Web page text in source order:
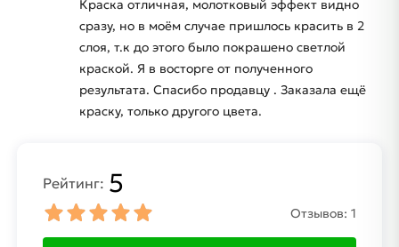
Краска отличная, молотковый эффект видно
сразу, но в моём случае пришлось красить в 2
слоя, т.к до этого было покрашено светлой
краской. Я в восторге от полученного
результата. Спасибо продавцу . Заказала ещё
краску, только другого цвета.
Рейтинг: 5
Отзывов: 1